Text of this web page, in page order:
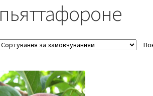
пьяттафороне